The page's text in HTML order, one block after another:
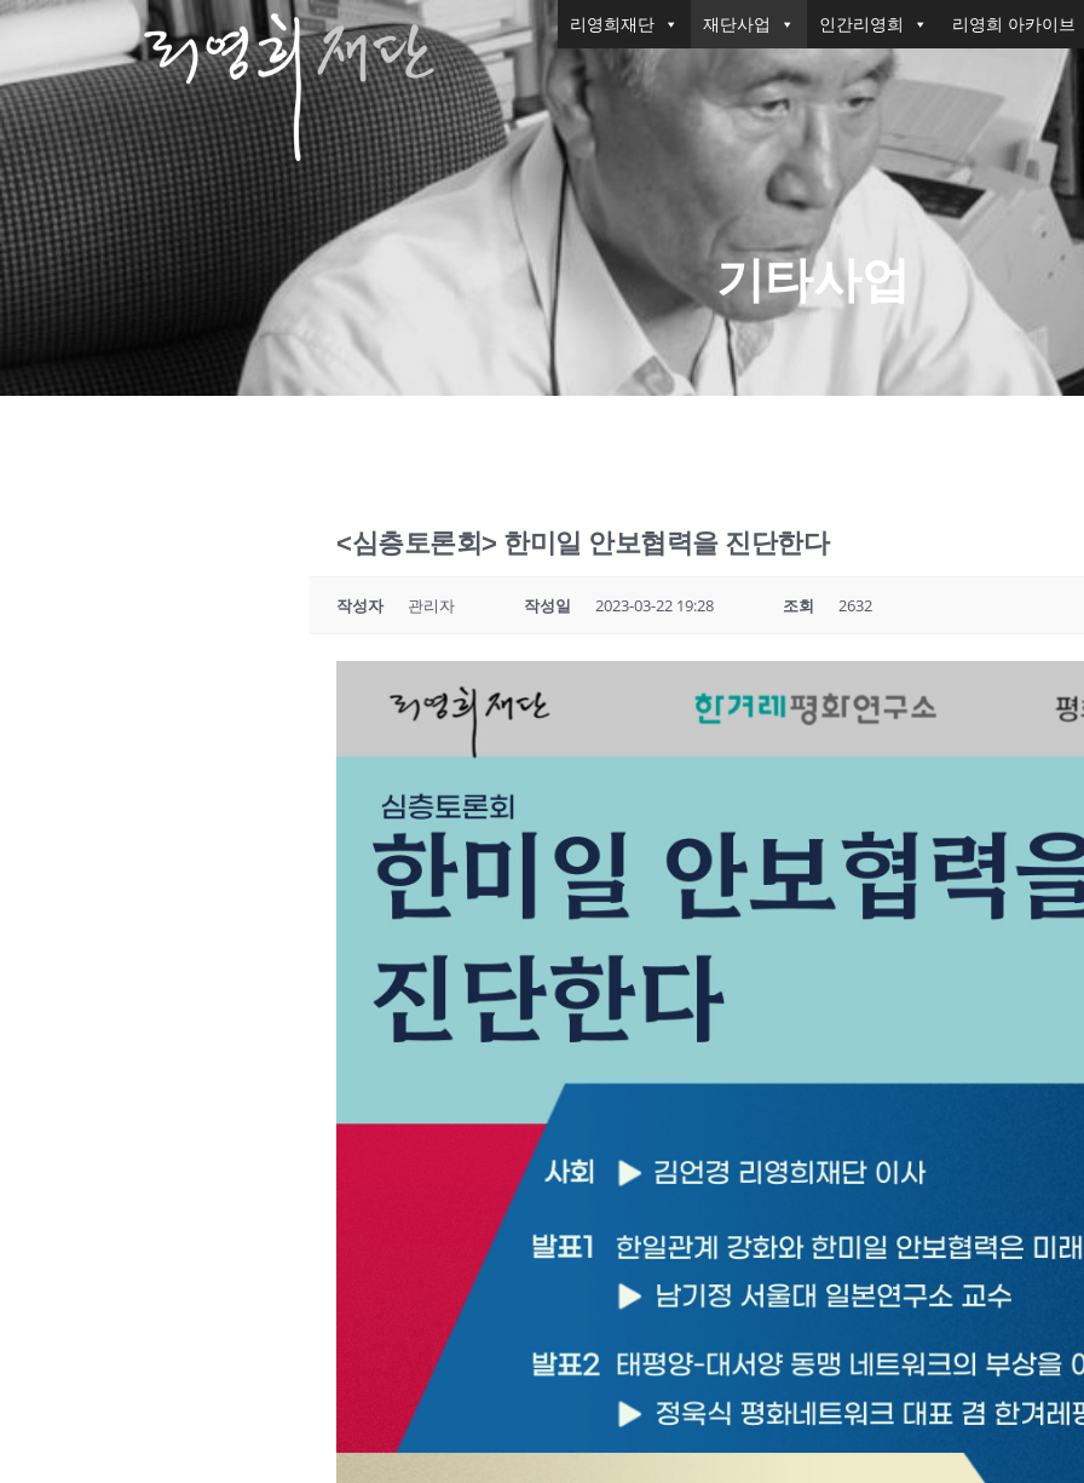
콘
로
바
로
가
기
리영희재단 재단사업 인간리영희 리영희 아카이브
기타사업
<심층토론회> 한미일 안보협력을 진단한다
작성자 관리자 작성일 2023-03-22 19:28 조회 2632